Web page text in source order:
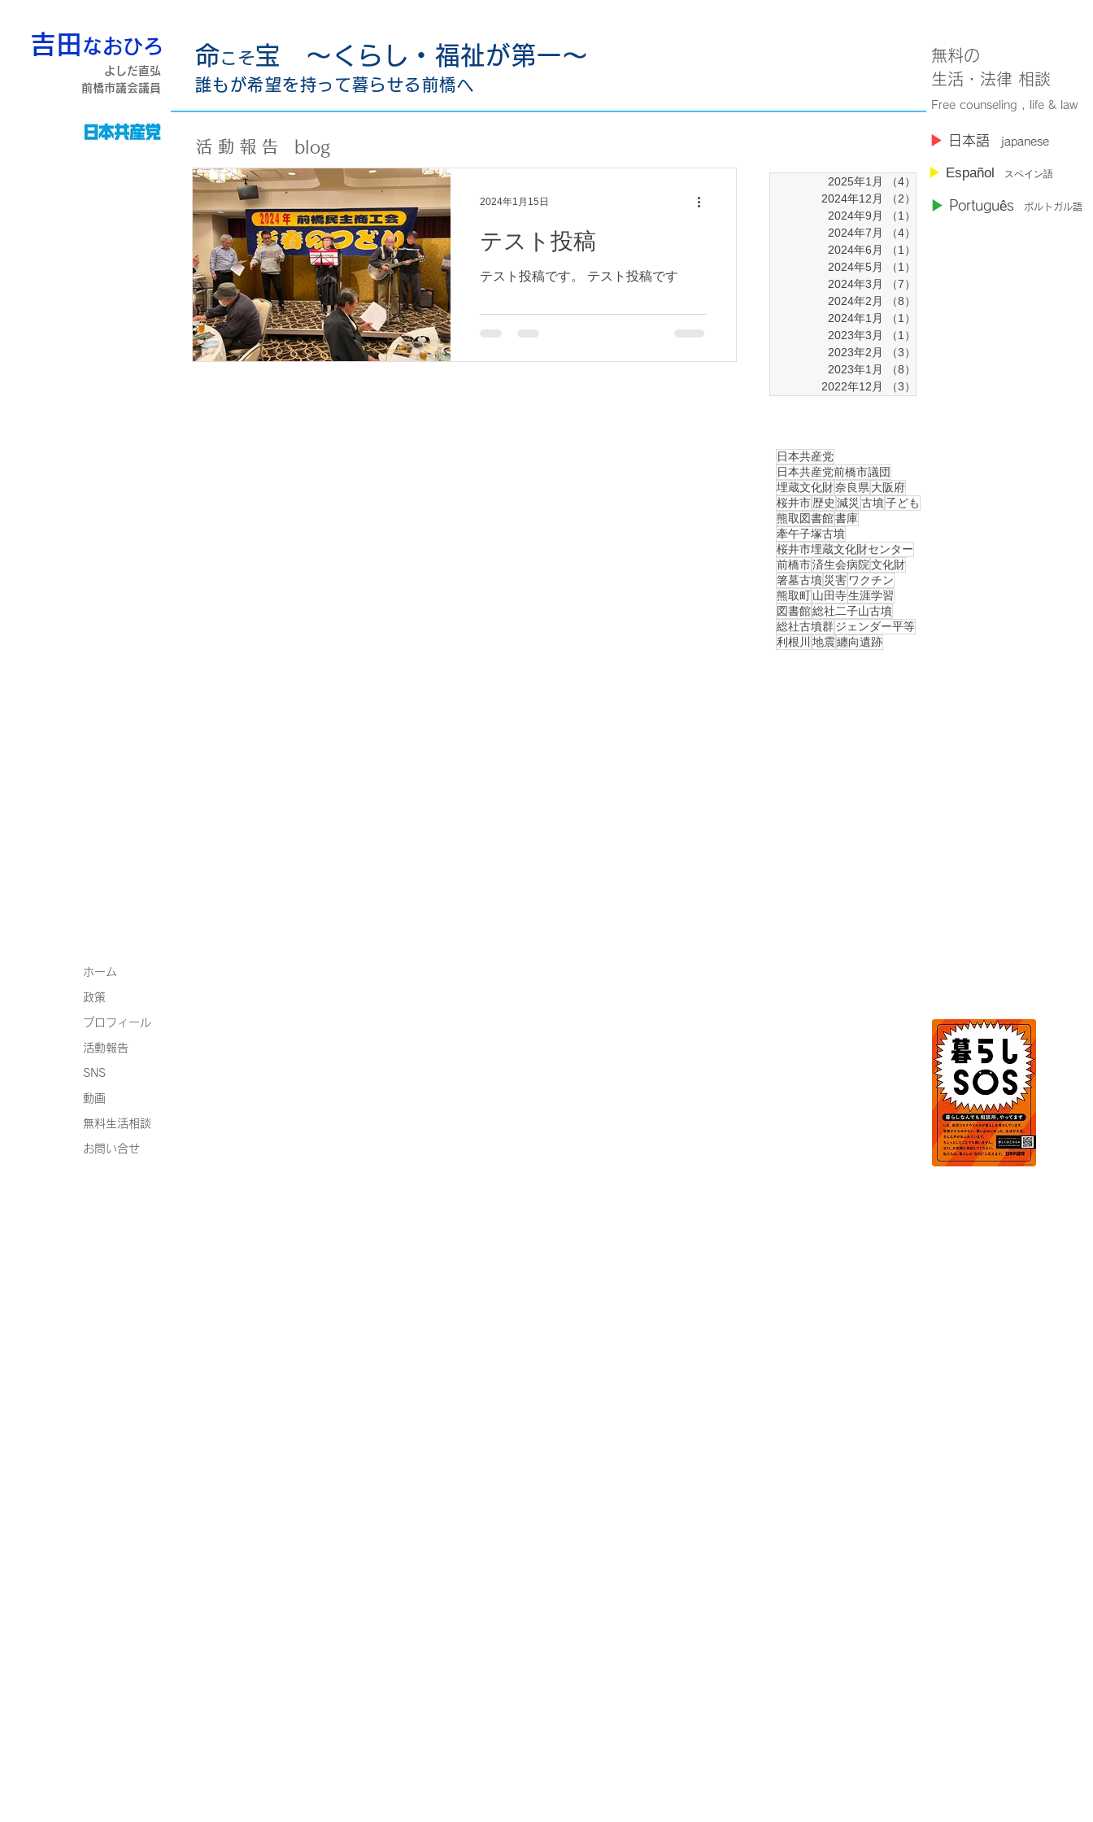
吉田 なおひろ
よしだ直弘
前橋市議会議員
無料の
​生活・法律 相談
Free counseling , life & law
​▶︎ 日本語 japanese
▶︎ Español スペイン語
▶︎ Português ポルトガル語
ホーム
政策
プロフィール
活動報告
SNS
動画
無料生活相談
お問い合せ
テスト投稿
テスト投稿です。 テスト投稿です
2024年1月15日
活 動 報 告 blog
2025年1月 （4）
4件の記事
2024年12月
（2）
2件の記事
2024年9月
（1）
1件の記事
2024年7月
（4）
2024年6月
（1）
2024年5月
（1）
2024年3月
（7）
2024年2月
（8）
2024年1月
（1）
2023年3月
（1）
2023年2月
（3）
2023年1月
（8）
2022年12月
（3）
日本共産党
日本共産党前橋市議団
埋蔵文化財奈良県 大阪府
桜井市歴史 減災 古墳子ども
熊取図書館書庫
牽午子塚古墳
桜井市埋蔵文化財センター
前橋市済生会病院文化財
箸墓古墳災害 ワクチン
熊取町山田寺生涯学習
図書館総社二子山古墳
総社古墳群ジェンダー平等
利根川 地震纏向遺跡
命こそ宝 〜くらし・福祉が第一〜
誰もが希望を持って暮らせる前橋へ